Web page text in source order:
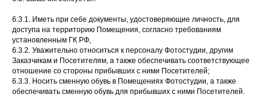
6.3.1. Иметь при себе документы, удостоверяющие личность, для
доступа на территорию Помещения, согласно требованиям
установленным ГК РФ,
6.3.2. Уважительно относиться к персоналу Фотостудии, другим
Заказчикам и Посетителям, а также обеспечивать соответствующее
отношение со стороны прибывших с ними Посетителей;
6.3.3. Носить сменную обувь в Помещениях Фотостудии, а также
обеспечивать сменную обувь для прибывших с ними Посетителей.